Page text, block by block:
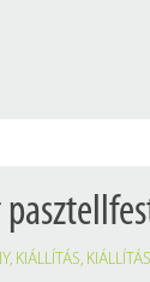
, KIÁLLÍTÁS,